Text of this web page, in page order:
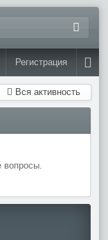
Регистрация
Вся активность
вопросы.